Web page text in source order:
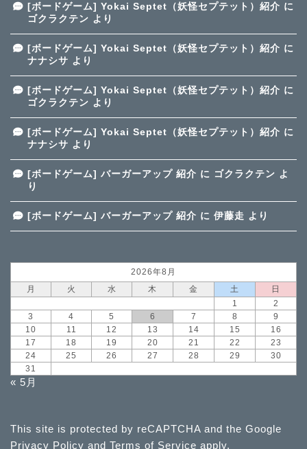
[ボードゲーム] Yokai Septet（妖怪セプテット）紹介 に
ゴクラクテン より
[ボードゲーム] Yokai Septet（妖怪セプテット）紹介 に
ナナシサ より
[ボードゲーム] Yokai Septet（妖怪セプテット）紹介 に
ゴクラクテン より
[ボードゲーム] Yokai Septet（妖怪セプテット）紹介 に
ナナシサ より
[ボードゲーム] バーガーアップ 紹介 に ゴクラクテン よ
り
[ボードゲーム] バーガーアップ 紹介 に 伊藤走 より
2026年8月
月
火 水 木 金 土
日
1
2
3
4 5 6 7 8
9
10
11 12 13 14 15
16
17
18 19 20 21 22
23
24
25 26 27 28 29
30
31
« 5月
This site is protected by reCAPTCHA and the Google
Privacy Policy and Terms of Service apply.